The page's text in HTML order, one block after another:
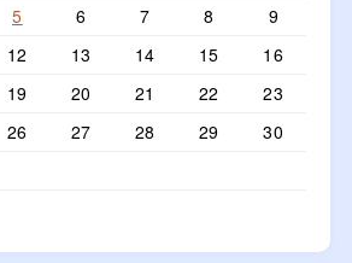
5 6 7 8
9
12 13 14 15
16
19 20 21 22
23
26 27 28 29
30